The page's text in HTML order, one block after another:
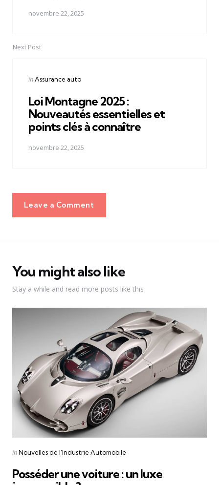
novembre 22, 2025
Next Post
Posted
inAssurance auto
Loi Montagne 2025 :
Nouveautés essentielles et
points clés à connaître
novembre 22, 2025
Leave a Comment
You might also like
Stay a while and read more posts like this
Categories
Posted
inNouvelles de l'Industrie Automobile
Posséder une voiture : un luxe